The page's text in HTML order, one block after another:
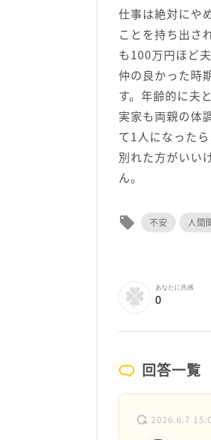
仕事は絶対にや
ことを持ち出さ
も100万円ほど
仲の良かった時
す。年齢的に夫
実家も両親の体
て1人になった
別れた方がいい
ん。
local_offer 不安 人間
あなたに共感
0
回答一覧
2026.6.7